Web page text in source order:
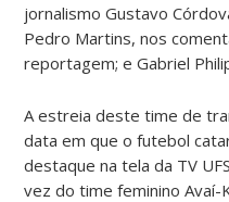
jornalismo Gustavo
Pedro Martins, nos
reportagem; e Gabriel
A estreia deste time de
data em que o futebol
destaque na tela da TV
vez do time feminino Avaí-